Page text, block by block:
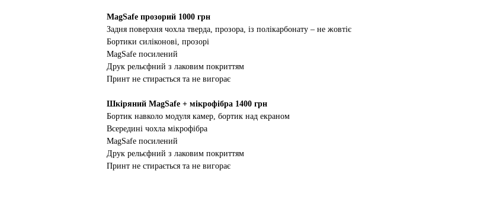
MagSafe прозорий 1000 грн
Задня поверхня чохла тверда, прозора, із полікарбонату – не жовтіє
Бортики силіконові, прозорі
MagSafe посилений
Друк рельєфний з лаковим покриттям
Принт не стирається та не вигорає
Шкіряний MagSafe + мікрофібра 1400 грн
Бортик навколо модуля камер, бортик над екраном
Всередині чохла мікрофібра
MagSafe посилений
Друк рельєфний з лаковим покриттям
Принт не стирається та не вигорає